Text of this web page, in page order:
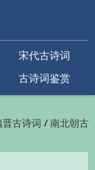
宋代古诗词
古诗词鉴赏
晋古诗词 /南北朝古
古诗词/明代古诗词